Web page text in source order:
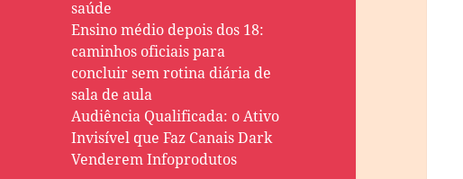
saúde
Ensino médio depois dos 18:
caminhos oficiais para
concluir sem rotina diária de
sala de aula
Audiência Qualificada: o Ativo
Invisível que Faz Canais Dark
Venderem Infoprodutos